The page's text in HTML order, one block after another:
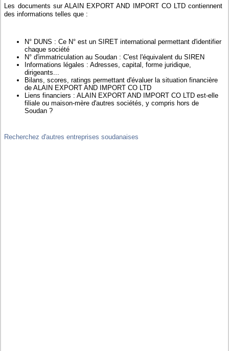
Les documents sur ALAIN EXPORT AND IMPORT CO LTD contiennent
des informations telles que :
N° DUNS : Ce N° est un SIRET international permettant d'identifier
chaque société
N° d'immatriculation au Soudan : C'est l'équivalent du SIREN
Informations légales : Adresses, capital, forme juridique,
dirigeants...
Bilans, scores, ratings permettant d'évaluer la situation financière
de ALAIN EXPORT AND IMPORT CO LTD
Liens financiers : ALAIN EXPORT AND IMPORT CO LTD est-elle
filiale ou maison-mère d'autres sociétés, y compris hors de
Soudan ?
Recherchez d'autres entreprises soudanaises